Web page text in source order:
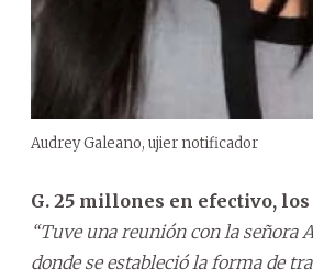
Audrey Galeano, ujier notificador
G. 25 millones en efectivo,
“Tuve una reunión con la señora
donde se estableció la forma de